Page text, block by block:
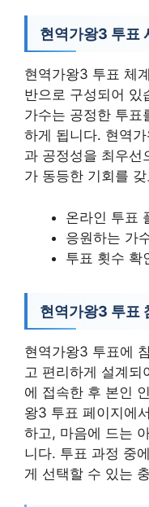
현역가왕3 투표
현역가왕3 투표 체
반으로 구성되어 있
가수는 공정한 투표
하게 됩니다. 현역
과 공정성을 최우선
가 동등한 기회를
온라인 투표
응원하는 가
투표 횟수 확
현역가왕3 투표
현역가왕3 투표에
고 편리하게 설계되
에 접속한 후 본인
왕3 투표 페이지에
하고, 마음에 드는
니다. 투표 과정 중
게 선택할 수 있는